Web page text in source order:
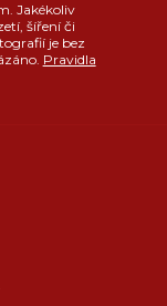
Jakékoliv
šíření či
je bez
Pravidla